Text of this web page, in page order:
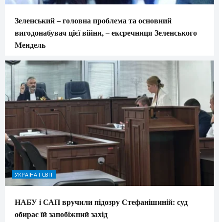
Зеленський – головна проблема та основний
вигодонабувач цієї війни, – ексречниця Зеленського
Мендель
УКРАЇНА І СВІТ
НАБУ і САП вручили підозру Стефанішиній: суд
обирає їй запобіжний захід